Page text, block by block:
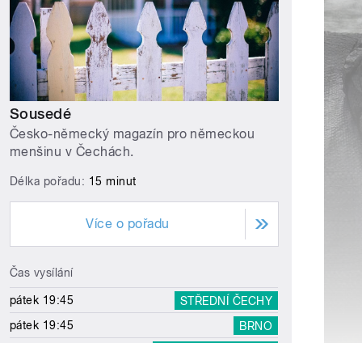
Sousedé
Česko-německý magazín pro německou
menšinu v Čechách.
Délka pořadu: 15 minut
Více o pořadu
Čas vysílání
pátek 19:45
STŘEDNÍ ČECHY
pátek 19:45
BRNO